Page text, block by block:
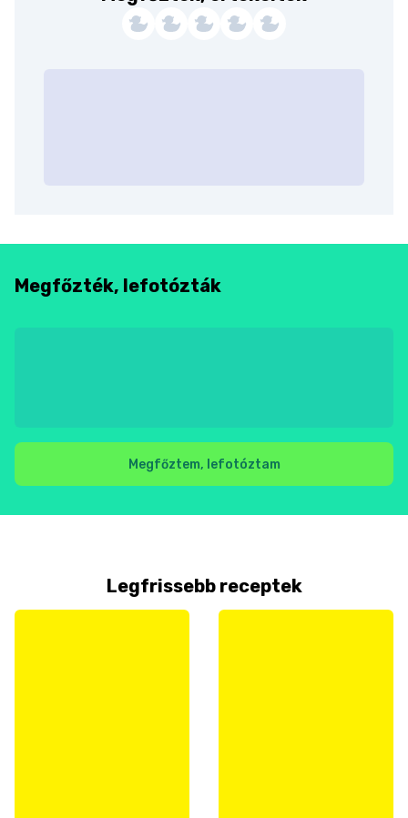
Megfőzték, lefotózták
Megfőztem, lefotóztam
Legfrissebb receptek